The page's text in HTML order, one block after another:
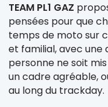
TEAM PL1 GAZ
pensées pour que
temps de moto sur
et familial, avec
personne ne soit
un cadre agréable,
au long du trackday.